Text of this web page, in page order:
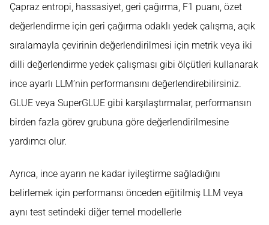
Çapraz entropi, hassasiyet, geri çağırma, F1 puanı, özet
değerlendirme için geri çağırma odaklı yedek çalışma, açık
sıralamayla çevirinin değerlendirilmesi için metrik veya iki
dilli değerlendirme yedek çalışması gibi ölçütleri kullanarak
ince ayarlı LLM’nin performansını değerlendirebilirsiniz.
GLUE veya SuperGLUE gibi karşılaştırmalar, performansın
birden fazla görev grubuna göre değerlendirilmesine
yardımcı olur.
Ayrıca, ince ayarın ne kadar iyileştirme sağladığını
belirlemek için performansı önceden eğitilmiş LLM veya
aynı test setindeki diğer temel modellerle